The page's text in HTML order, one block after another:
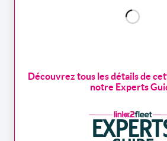
Découvrez tous les détails de
notre Experts